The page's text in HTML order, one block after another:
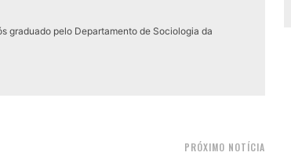
graduado pelo Departamento de Sociologia da
PRÓXIMO NOTÍCIA